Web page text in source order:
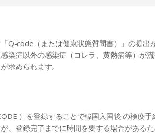
Q-code（または健康状態質問書）」の提出
染症以外の感染症（コレラ、黄熱病等）が
求められます。
）を登録することで韓国入国後 の検疫手
、登録完了までに時間を要する場合がある